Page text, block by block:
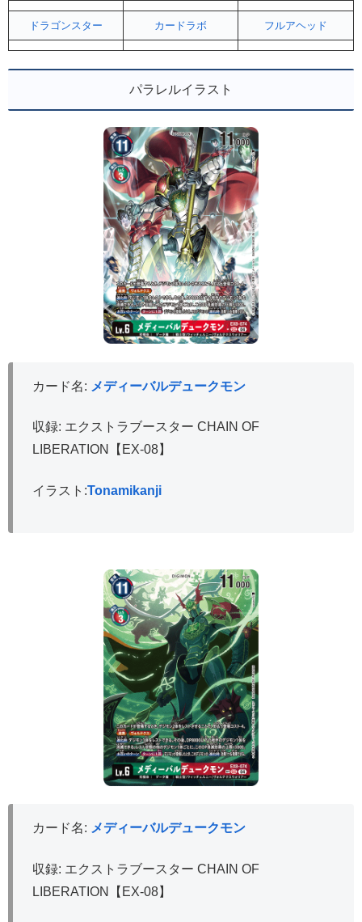
ドラゴンスター カードラボ フルアヘッド
パラレルイラスト
カード名: メディーバルデュークモン
収録: エクストラブースター CHAIN OF
LIBERATION【EX-08】
イラスト:Tonamikanji
カード名: メディーバルデュークモン
収録: エクストラブースター CHAIN OF
LIBERATION【EX-08】